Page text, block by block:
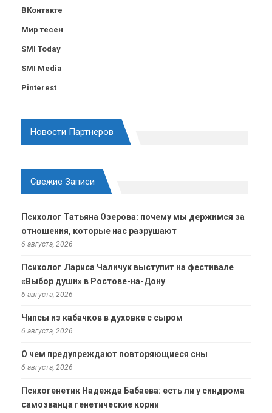
ВКонтакте
Мир тесен
SMI Today
SMI Media
Pinterest
Новости Партнеров
Свежие Записи
Психолог Татьяна Озерова: почему мы держимся за
отношения, которые нас разрушают
6 августа, 2026
Психолог Лариса Чаличук выступит на фестивале
«Выбор души» в Ростове-на-Дону
6 августа, 2026
Чипсы из кабачков в духовке с сыром
6 августа, 2026
О чем предупреждают повторяющиеся сны
6 августа, 2026
Психогенетик Надежда Бабаева: есть ли у синдрома
самозванца генетические корни